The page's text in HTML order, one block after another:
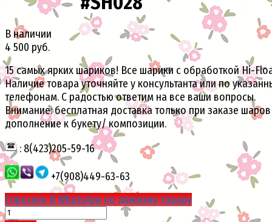
В наличии
4 500 руб.
15 самых ярких шариков! Все шарики с обработкой Hi-
Наличие товара уточняйте у консультанта или по
телефонам. С радостью ответим на все ваши вопросы.
Внимание: бесплатная доставка только при заказе
дополнение к букету/ композиции.
: 8(423)205-59-16
+7(908)449-63-63
Спросить В WhatsApp по данному товару